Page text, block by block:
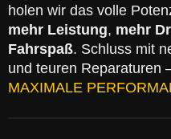
holen wir das volle
mehr Leistung, mehr
Fahrspaß. Schluss mit
und teuren Reparaturen
MAXIMALE